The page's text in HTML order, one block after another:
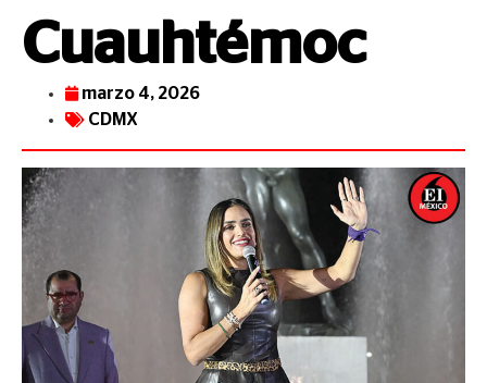
Cuauhtémoc
marzo 4, 2026
CDMX